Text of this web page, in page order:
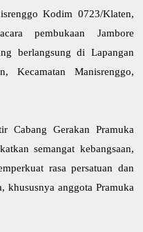
Kodim 0723/Klaten,
pembukaan Jambore
berlangsung di Lapangan
Kecamatan Manisrenggo,
Cabang Gerakan Pramuka
semangat kebangsaan,
rasa persatuan dan
khususnya anggota Pramuka